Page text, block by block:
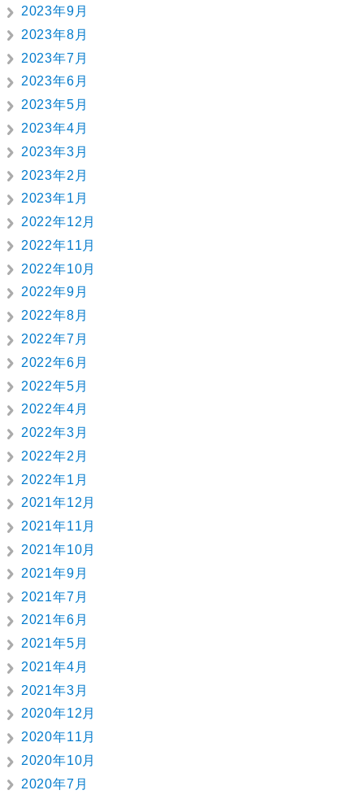
2023年9月
2023年8月
2023年7月
2023年6月
2023年5月
2023年4月
2023年3月
2023年2月
2023年1月
2022年12月
2022年11月
2022年10月
2022年9月
2022年8月
2022年7月
2022年6月
2022年5月
2022年4月
2022年3月
2022年2月
2022年1月
2021年12月
2021年11月
2021年10月
2021年9月
2021年7月
2021年6月
2021年5月
2021年4月
2021年3月
2020年12月
2020年11月
2020年10月
2020年7月